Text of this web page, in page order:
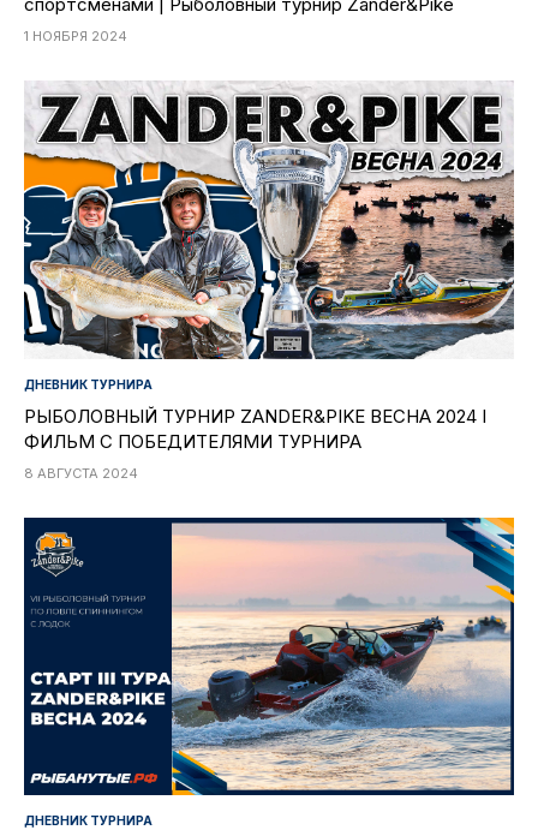
спортсменами | Рыболовный турнир Zander&Pike
1 НОЯБРЯ 2024
ДНЕВНИК ТУРНИРА
РЫБОЛОВНЫЙ ТУРНИР ZANDER&PIKE ВЕСНА 2024 I
ФИЛЬМ С ПОБЕДИТЕЛЯМИ ТУРНИРА
8 АВГУСТА 2024
ДНЕВНИК ТУРНИРА